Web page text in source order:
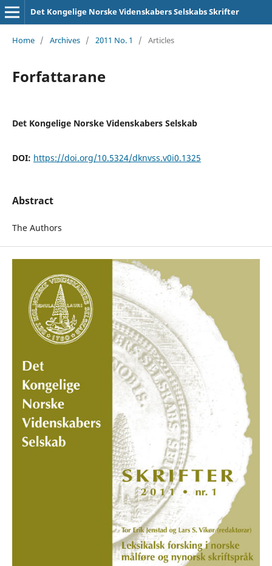
Det Kongelige Norske Videnskabers Selskabs Skrifter
Home / Archives / 2011 No. 1 / Articles
Forfattarane
Det Kongelige Norske Videnskabers Selskab
DOI: https://doi.org/10.5324/dknvss.v0i0.1325
Abstract
The Authors